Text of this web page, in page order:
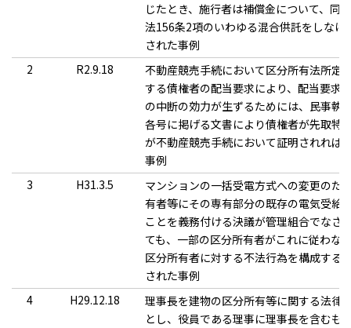
じたとき、施行者は補償金について、同
法156条2項のいわゆる混合供託をしなけ
された事例
2
R2.9.18
不動産競売手続において区分所有法所定
する債権者の配当要求により、配当要求
の中断の効力が生ずるためには、民事執
各号に掲げる文書により債権者が先取特
が不動産競売手続において証明されれば
事例
3
H31.3.5
マンションの一括受電方式への変更のた
有者等にその専有部分の既存の電気受給
ことを義務付ける決議が管理組合でなさ
ても、一部の区分所有者がこれに従わな
区分所有者に対する不法行為を構成する
された事例
4
H29.12.18
理事長を建物の区分所有等に関する法律
とし、役員である理事に理事長を含むも